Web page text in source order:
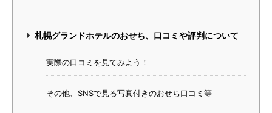
札幌グランドホテルのおせち、口コミや評判について
実際の口コミを見てみよう！
その他、SNSで見る写真付きのおせち口コミ等